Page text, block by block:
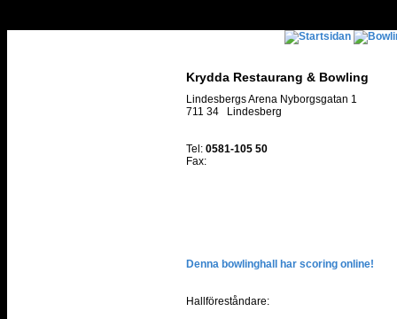
Krydda Restaurang & Bowling
Lindesbergs Arena Nyborgsgatan 1
711 34 Lindesberg
Tel: 0581-105 50
Fax:
Denna bowlinghall har scoring online!
Hallföreståndare: